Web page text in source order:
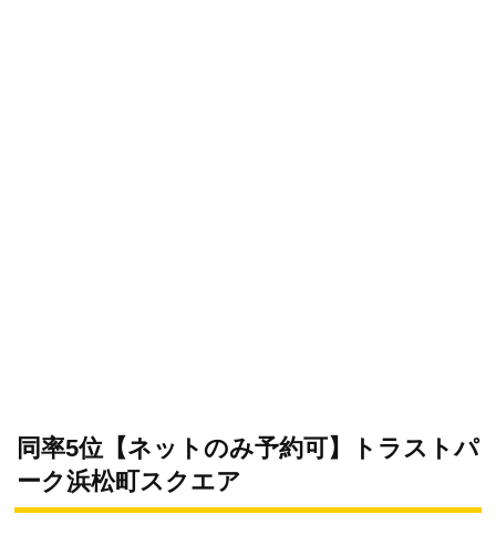
同率5位【ネットのみ予約可】トラストパ
ーク浜松町スクエア